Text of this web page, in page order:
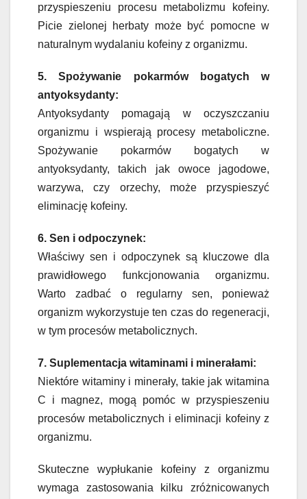
przyspieszeniu procesu metabolizmu kofeiny.
Picie zielonej herbaty może być pomocne w
naturalnym wydalaniu kofeiny z organizmu.
5. Spożywanie pokarmów bogatych w
antyoksydanty:
Antyoksydanty pomagają w oczyszczaniu
organizmu i wspierają procesy metaboliczne.
Spożywanie pokarmów bogatych w
antyoksydanty, takich jak owoce jagodowe,
warzywa, czy orzechy, może przyspieszyć
eliminację kofeiny.
6. Sen i odpoczynek:
Właściwy sen i odpoczynek są kluczowe dla
prawidłowego funkcjonowania organizmu.
Warto zadbać o regularny sen, ponieważ
organizm wykorzystuje ten czas do regeneracji,
w tym procesów metabolicznych.
7. Suplementacja witaminami i minerałami:
Niektóre witaminy i minerały, takie jak witamina
C i magnez, mogą pomóc w przyspieszeniu
procesów metabolicznych i eliminacji kofeiny z
organizmu.
Skuteczne wypłukanie kofeiny z organizmu
wymaga zastosowania kilku zróżnicowanych